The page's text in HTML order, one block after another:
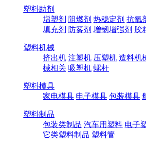
塑料助剂
增塑剂 阻燃剂 热稳定剂 抗氧
填充剂 防雾剂 增韧增强剂 胶
塑料机械
挤出机 注塑机 压塑机 造料机
械相关 吸塑机 螺杆
塑料模具
家电模具 电子模具 包装模具
塑料制品
包装类制品 汽车用塑料 电子
它类塑料制品 塑料管